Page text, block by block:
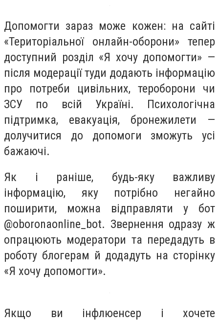
Допомогти зараз може кожен: на сайті
«Територіальної онлайн-оборони» тепер
доступний розділ «Я хочу допомогти» —
після модерації туди додають інформацію
про потреби цивільних, тероборони чи
ЗСУ по всій Україні. Психологічна
підтримка, евакуація, бронежилети —
долучитися до допомоги зможуть усі
бажаючі.
Як і раніше, будь-яку важливу
інформацію, яку потрібно негайно
поширити, можна відправляти у бот
@oboronaonline_bot. Звернення одразу ж
опрацюють модератори та передадуть в
роботу блогерам й додадуть на сторінку
«Я хочу допомогти».
Якщо ви інфлюенсер і хочете